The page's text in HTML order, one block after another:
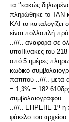
τα ‘’κακώς
πληρώθηκε το ΤΑΝ
ΚΑΙ το καταλογίζει
είναι πολλαπλή
..///.. αναφορά σε
υποΠίνακες του
από 5 ημέρες
κωδικό
παππού ..///.. μετά
= 1,3% =
συμβολαιογράφου
..///.. ΕΠΡΕΠΕ 1η η
φάκελο του